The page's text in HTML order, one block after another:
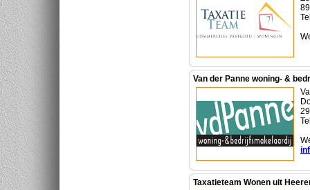
Van der Panne woning- &
Taxatieteam Wonen uit